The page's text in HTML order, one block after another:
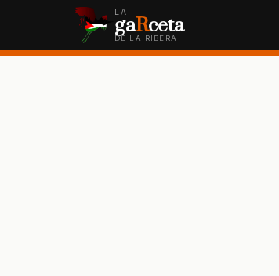
LA
gaRceta
DE LA RIBERA